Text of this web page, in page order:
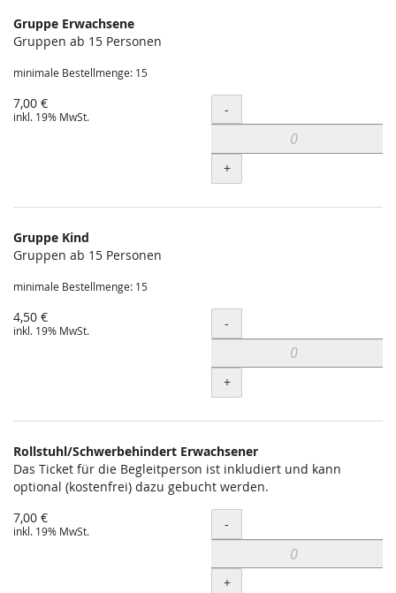
Gruppe Erwachsene
Gruppen ab 15 Personen
minimale Bestellmenge: 15
7,00 €
inkl. 19% MwSt. Menge
-
+
Gruppe Kind
Gruppen ab 15 Personen
minimale Bestellmenge: 15
4,50 €
inkl. 19% MwSt. Menge
-
+
Rollstuhl/Schwerbehindert Erwachsener
Das Ticket für die Begleitperson ist inkludiert und kann
optional (kostenfrei) dazu gebucht werden.
7,00 €
inkl. 19% MwSt. Menge
-
+